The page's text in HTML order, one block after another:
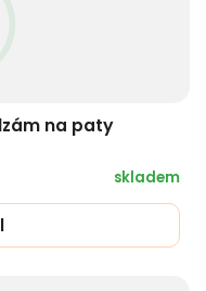
na paty
skladem